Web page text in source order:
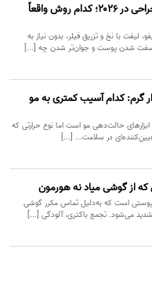
لیفت صورت بدون جراحی در ۲۰۲۶؛ کدام روش واقعاً
لیفت با نخ و تزریق فیلر، بدون نیاز به
سفت شدن پوست و جوان‌تر شدن چه [...]
گرم: کدام آسیب کمتری به مو
ابزارهای حالت‌دهی مو است اما نوع حرارتی که
در سلامت... [...]
که از گوشی میاد نه هورمون
است که به‌دلیل تماس مکرر گوشی
می‌شود. تجمع باکتری، آلودگی [...]